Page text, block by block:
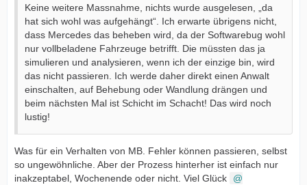
Keine weitere Massnahme, nichts wurde ausgelesen, „da
hat sich wohl was aufgehängt“. Ich erwarte übrigens nicht,
dass Mercedes das beheben wird, da der Softwarebug wohl
nur vollbeladene Fahrzeuge betrifft. Die müssten das ja
simulieren und analysieren, wenn ich der einzige bin, wird
das nicht passieren. Ich werde daher direkt einen Anwalt
einschalten, auf Behebung oder Wandlung drängen und
beim nächsten Mal ist Schicht im Schacht! Das wird noch
lustig!
Was für ein Verhalten von MB. Fehler können passieren, selbst
so ungewöhnliche. Aber der Prozess hinterher ist einfach nur
inakzeptabel, Wochenende oder nicht. Viel Glück